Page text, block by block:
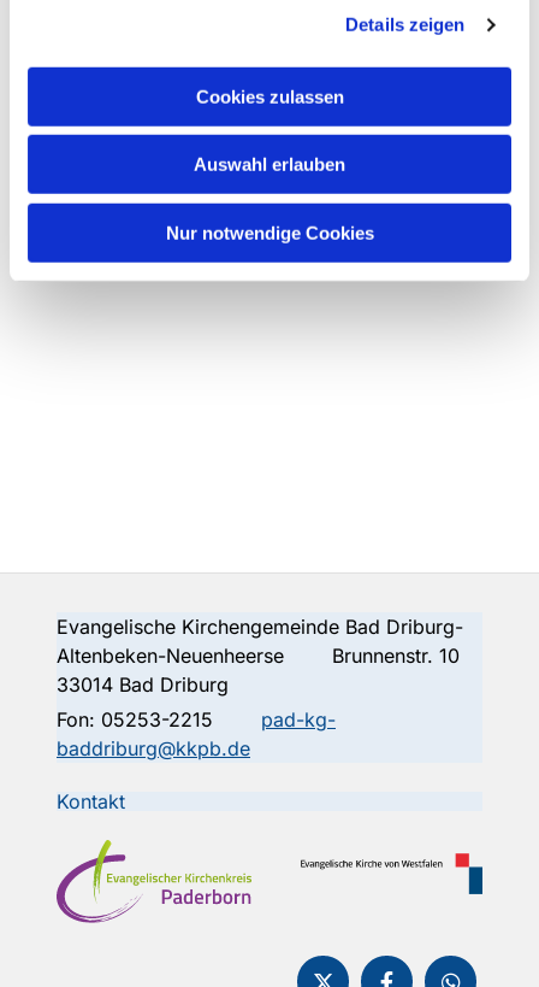
Details zeigen
Cookies zulassen
Auswahl erlauben
Nur notwendige Cookies
Evangelische Kirchengemeinde Bad Driburg-
Altenbeken-Neuenheerse Brunnenstr. 10
33014 Bad Driburg
Fon: 05253-2215
pad-kg-
baddriburg@kkpb.de
Kontakt